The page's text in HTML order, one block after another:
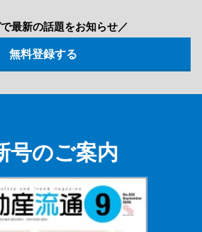
最新の話題をお知らせ／
号のご案内